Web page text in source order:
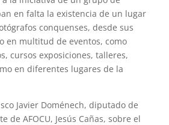
en falta la existencia de un lugar
conquenses, desde sus
en multitud de eventos, como
cursos exposiciones, talleres,
en diferentes lugares de la
Javier Doménech, diputado de
de AFOCU, Jesús Cañas, sobre el